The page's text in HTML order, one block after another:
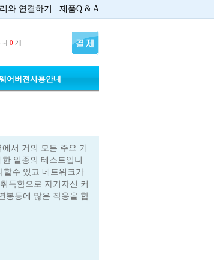
와 연결하기 제품Q & A
0 개
어버전사용안내
서 거의 모든 주요 기
일종의 테스트입니
할수 있고 네트워크가
득함으로 자기자신 커
봉등에 많은 작용을 합